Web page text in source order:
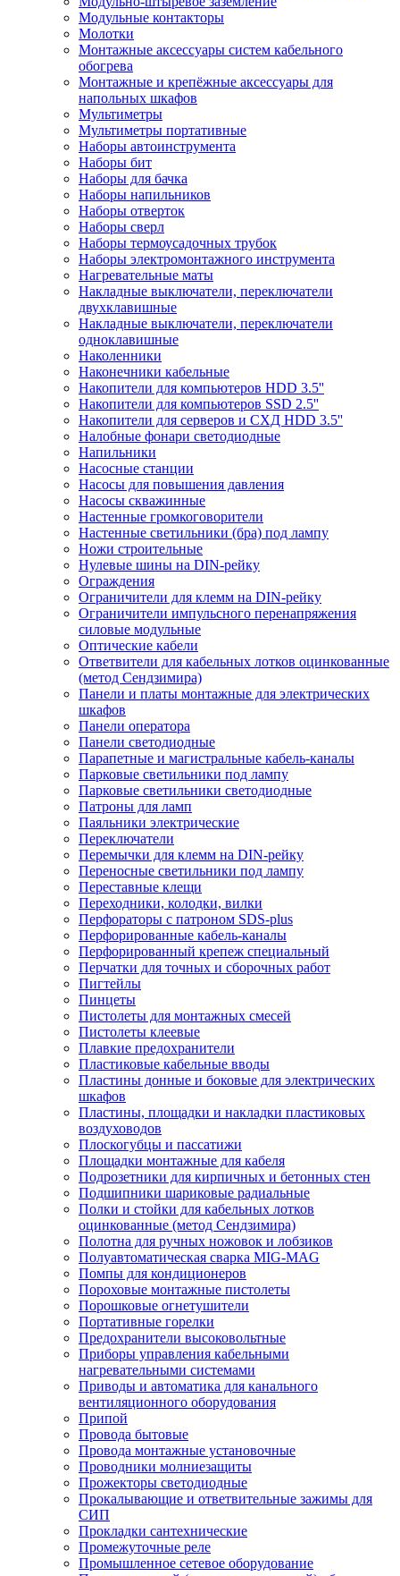
Модульные контакторы
Молотки
Монтажные аксессуары систем кабельного
обогрева
Монтажные и крепёжные аксессуары для
напольных шкафов
Мультиметры
Мультиметры портативные
Наборы автоинструмента
Наборы бит
Наборы для бачка
Наборы напильников
Наборы отверток
Наборы сверл
Наборы термоусадочных трубок
Наборы электромонтажного инструмента
Нагревательные маты
Накладные выключатели, переключатели
двухклавишные
Накладные выключатели, переключатели
одноклавишные
Наколенники
Наконечники кабельные
Накопители для компьютеров HDD 3.5''
Накопители для компьютеров SSD 2.5''
Накопители для серверов и СХД HDD 3.5''
Налобные фонари светодиодные
Напильники
Насосные станции
Насосы для повышения давления
Насосы скважинные
Настенные громкоговорители
Настенные светильники (бра) под лампу
Ножи строительные
Нулевые шины на DIN-рейку
Ограждения
Ограничители для клемм на DIN-рейку
Ограничители импульсного перенапряжения
силовые модульные
Оптические кабели
Ответвители для кабельных лотков оцинкованные
(метод Сендзимира)
Панели и платы монтажные для электрических
шкафов
Панели оператора
Панели светодиодные
Парапетные и магистральные кабель-каналы
Парковые светильники под лампу
Парковые светильники светодиодные
Патроны для ламп
Паяльники электрические
Переключатели
Перемычки для клемм на DIN-рейку
Переносные светильники под лампу
Переставные клещи
Переходники, колодки, вилки
Перфораторы с патроном SDS-plus
Перфорированные кабель-каналы
Перфорированный крепеж специальный
Перчатки для точных и сборочных работ
Пигтейлы
Пинцеты
Пистолеты для монтажных смесей
Пистолеты клеевые
Плавкие предохранители
Пластиковые кабельные вводы
Пластины донные и боковые для электрических
шкафов
Пластины, площадки и накладки пластиковых
воздуховодов
Плоскогубцы и пассатижи
Площадки монтажные для кабеля
Подрозетники для кирпичных и бетонных стен
Подшипники шариковые радиальные
Полки и стойки для кабельных лотков
оцинкованные (метод Сендзимира)
Полотна для ручных ножовок и лобзиков
Полуавтоматическая сварка MIG-MAG
Помпы для кондиционеров
Пороховые монтажные пистолеты
Порошковые огнетушители
Портативные горелки
Предохранители высоковольтные
Приборы управления кабельными
нагревательными системами
Приводы и автоматика для канального
вентиляционного оборудования
Припой
Провода бытовые
Провода монтажные установочные
Проводники молниезащиты
Прожекторы светодиодные
Прокалывающие и ответвительные зажимы для
СИП
Прокладки сантехнические
Промежуточные реле
Промышленное сетевое оборудование